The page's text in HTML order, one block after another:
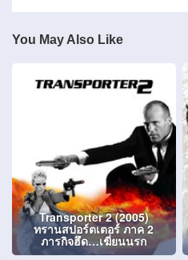
You May Also Like
Transporter 2 (2005)
ทรานสปอร์ตเตอร์ ภาค 2
ภารกิจฮึด…เฆี่ยนนรก